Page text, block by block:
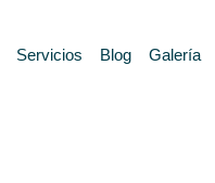
Servicios Blog Galería